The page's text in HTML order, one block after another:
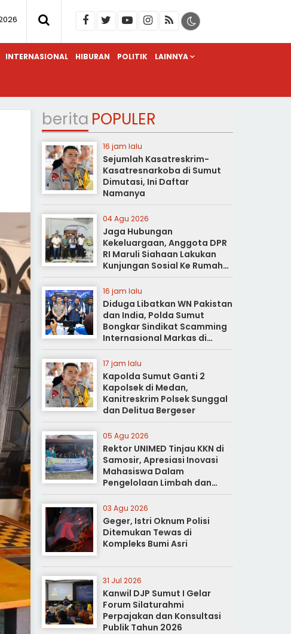
INTERNASIONAL HIBURAN POLITIK LAINNYA
berita POPULER
16 jam lalu
Sejumlah Kasatreskrim-
Kasatresnarkoba di Sumut
Dimutasi, Ini Daftar
Namanya
04 Agu 2026
Jaga Hubungan
Kekeluargaan, Anggota DPR
RI Maruli Siahaan Lakukan
Kunjungan Sosial Ke Rumah
Duka
16 jam lalu
Diduga Libatkan WN Pakistan
dan India, Polda Sumut
Bongkar Sindikat Scamming
Internasional Markas di
Apartemen Podomoro
17 jam lalu
Kapolda Sumut Ganti 2
Kapolsek di Medan,
Kanitreskrim Polsek Sunggal
dan Delitua Bergeser
05 Agu 2026
Rektor UNIMED Tinjau KKN di
Samosir, Apresiasi Inovasi
Mahasiswa Dalam
Pengelolaan Limbah dan
Pertanian Ramah Lingkungan
03 Agu 2026
Geger, Istri Oknum Polisi
Ditemukan Tewas di
Kompleks Bumi Asri
31 Jul 2026
Kanwil DJP Sumut I Gelar
Forum Silaturahmi
Perpajakan dan Konsultasi
Publik Tahun 2026